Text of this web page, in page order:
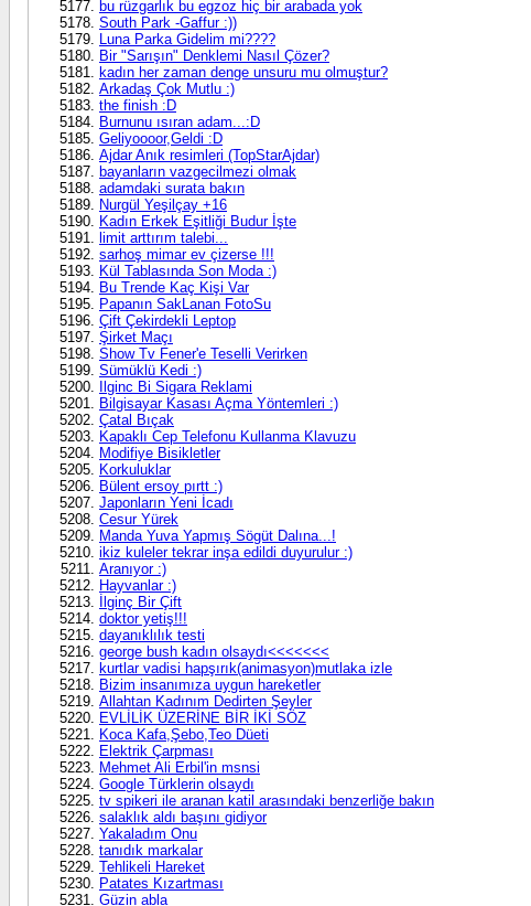
bu rüzgarlık bu egzoz hiç bir arabada yok
South Park -Gaffur :))
Luna Parka Gidelim mi????
Bir "Sarışın" Denklemi Nasıl Çözer?
kadın her zaman denge unsuru mu olmuştur?
Arkadaş Çok Mutlu :)
the finish :D
Burnunu ısıran adam...:D
Geliyoooor,Geldi :D
Ajdar Anık resimleri (TopStarAjdar)
bayanların vazgecilmezi olmak
adamdaki surata bakın
Nurgül Yeşilçay +16
Kadın Erkek Eşitliği Budur İşte
limit arttırım talebi...
sarhoş mimar ev çizerse !!!
Kül Tablasında Son Moda :)
Bu Trende Kaç Kişi Var
Papanın SakLanan FotoSu
Çift Çekirdekli Leptop
Şirket Maçı
Show Tv Fener'e Teselli Verirken
Sümüklü Kedi :)
Ilginc Bi Sigara Reklami
Bilgisayar Kasası Açma Yöntemleri :)
Çatal Bıçak
Kapaklı Cep Telefonu Kullanma Klavuzu
Modifiye Bisikletler
Korkuluklar
Bülent ersoy pırtt :)
Japonların Yeni İcadı
Cesur Yürek
Manda Yuva Yapmış Sögüt Dalına...!
ikiz kuleler tekrar inşa edildi duyurulur :)
Aranıyor :)
Hayvanlar :)
İlginç Bir Çift
doktor yetiş!!!
dayanıklılık testi
george bush kadın olsaydı<<<<<<<
kurtlar vadisi hapşırık(animasyon)mutlaka izle
Bizim insanımıza uygun hareketler
Allahtan Kadınım Dedirten Şeyler
EVLİLİK ÜZERİNE BİR İKİ SÖZ
Koca Kafa,Şebo,Teo Düeti
Elektrik Çarpması
Mehmet Ali Erbil'in msnsi
Google Türklerin olsaydı
tv spikeri ile aranan katil arasındaki benzerliğe bakın
salaklık aldı başını gidiyor
Yakaladım Onu
tanıdık markalar
Tehlikeli Hareket
Patates Kızartması
Güzin abla